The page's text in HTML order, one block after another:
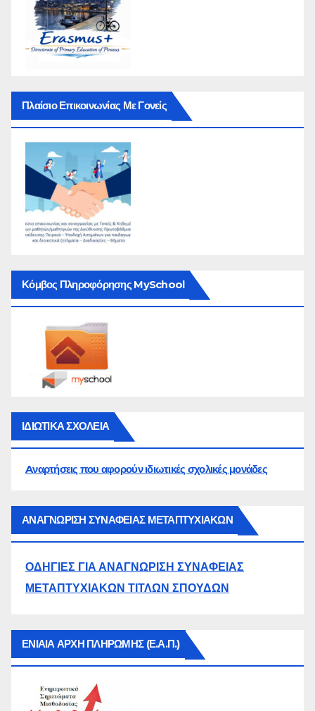
Πλαίσιο Επικοινωνίας Με Γονείς
Κόμβος Πληροφόρησης MySchool
ΙΔΙΩΤΙΚΑ ΣΧΟΛΕΙΑ
Aναρτήσεις που αφορούν ιδιωτικές σχολικές μονάδες
ΑΝΑΓΝΩΡΙΣΗ ΣΥΝΑΦΕΙΑΣ ΜΕΤΑΠΤΥΧΙΑΚΩΝ
ΟΔΗΓΙΕΣ ΓΙΑ ΑΝΑΓΝΩΡΙΣΗ ΣΥΝΑΦΕΙΑΣ
ΜΕΤΑΠΤΥΧΙΑΚΩΝ ΤΙΤΛΩΝ ΣΠΟΥΔΩΝ
ΕΝΙΑΙΑ ΑΡΧΗ ΠΛΗΡΩΜΗΣ (Ε.Α.Π.)